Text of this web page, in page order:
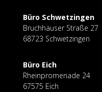
Büro Schwetzingen
Bruchhäuser Straße 27
68723 Schwetzingen
Büro Eich
Rheinpromenade 24
67575 Eich